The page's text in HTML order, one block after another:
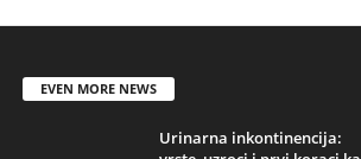
EVEN MORE NEWS
Urinarna inkontinencija: